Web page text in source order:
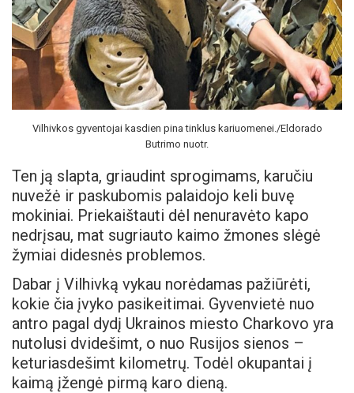
Vilhivkos gyventojai kasdien pina tinklus kariuomenei./Eldorado
Butrimo nuotr.
Ten ją slapta, griaudint sprogimams, karučiu
nuvežė ir paskubomis palaidojo keli buvę
mokiniai. Priekaištauti dėl nenuravėto kapo
nedrįsau, mat sugriauto kaimo žmones slėgė
žymiai didesnės problemos.
Dabar į Vilhivką vykau norėdamas pažiūrėti,
kokie čia įvyko pasikeitimai. Gyvenvietė nuo
antro pagal dydį Ukrainos miesto Charkovo yra
nutolusi dvidešimt, o nuo Rusijos sienos –
keturiasdešimt kilometrų. Todėl okupantai į
kaimą įžengė pirmą karo dieną.